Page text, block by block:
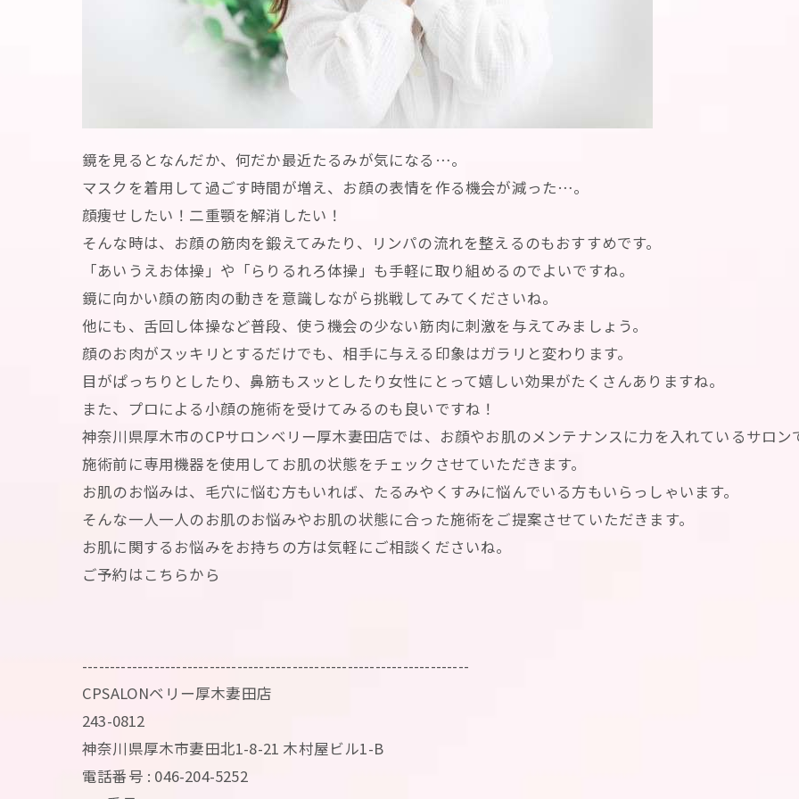
鏡を見るとなんだか、何だか最近たるみが気になる…。
マスクを着用して過ごす時間が増え、お顔の表情を作る機会が減った…。
顔痩せしたい！二重顎を解消したい！
そんな時は、お顔の筋肉を鍛えてみたり、リンパの流れを整えるのもおすすめです。
「あいうえお体操」や「らりるれろ体操」も手軽に取り組めるのでよいですね。
鏡に向かい顔の筋肉の動きを意識しながら挑戦してみてくださいね。
他にも、舌回し体操など普段、使う機会の少ない筋肉に刺激を与えてみましょう。
顔のお肉がスッキリとするだけでも、相手に与える印象はガラリと変わります。
目がぱっちりとしたり、鼻筋もスッとしたり女性にとって嬉しい効果がたくさんありますね。
また、プロによる小顔の施術を受けてみるのも良いですね！
神奈川県厚木市のCPサロンベリー厚木妻田店では、お顔やお肌のメンテナンスに力を入れているサロン
施術前に専用機器を使用してお肌の状態をチェックさせていただきます。
お肌のお悩みは、毛穴に悩む方もいれば、たるみやくすみに悩んでいる方もいらっしゃいます。
そんな一人一人のお肌のお悩みやお肌の状態に合った施術をご提案させていただきます。
お肌に関するお悩みをお持ちの方は気軽にご相談くださいね。
ご予約はこちらから
----------------------------------------------------------------------
CPSALONベリー厚木妻田店
243-0812
神奈川県厚木市妻田北1-8-21 木村屋ビル1-B
電話番号 : 046-204-5252